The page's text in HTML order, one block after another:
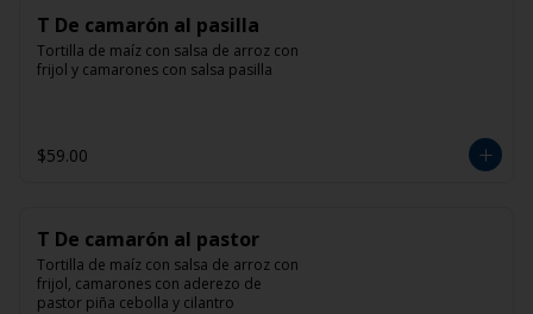
T De camarón al pasilla
Tortilla de maíz con salsa de arroz con
frijol y camarones con salsa pasilla
$59.00
T De camarón al pastor
Tortilla de maíz con salsa de arroz con
frijol, camarones con aderezo de
pastor piña cebolla y cilantro